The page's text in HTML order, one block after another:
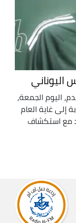
اليوم الجمعة،
غاية العام
موعد مع استكشاف